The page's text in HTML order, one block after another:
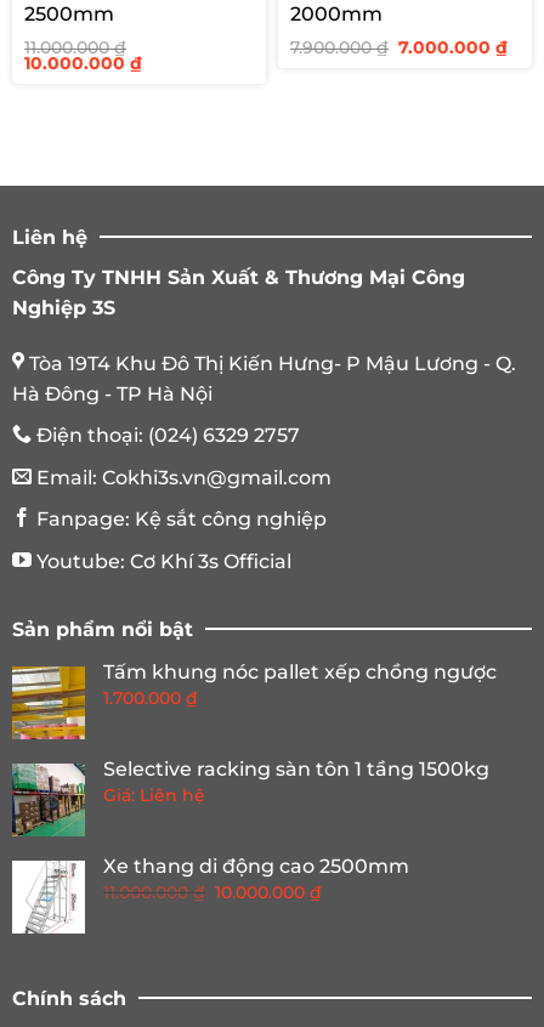
2500mm
11.000.000₫
Giá
10.000.000 ₫Giá
2000mm
7.900.000₫ Giá
7.000.000₫Giá
Liên hệ
Công Ty TNHH Sản Xuất & Thương Mại Công
Nghiệp 3S
Tòa 19T4 Khu Đô Thị Kiến Hưng- P Mậu Lương - Q.
Hà Đông - TP Hà Nội
Điện thoại: (024) 6329 2757
Email: Cokhi3s.vn@gmail.com
Fanpage: Kệ sắt công nghiệp
Youtube: Cơ Khí 3s Official
Sản phẩm nổi bật
Tấm khung nóc pallet xếp chồng ngược
1.700.000 ₫
Selective racking sàn tôn 1 tầng 1500kg
Giá: Liên hệ
Xe thang di động cao 2500mm
11.000.000 ₫ Giá
10.000.000₫Giá
10.000.000 ₫.
Chính sách